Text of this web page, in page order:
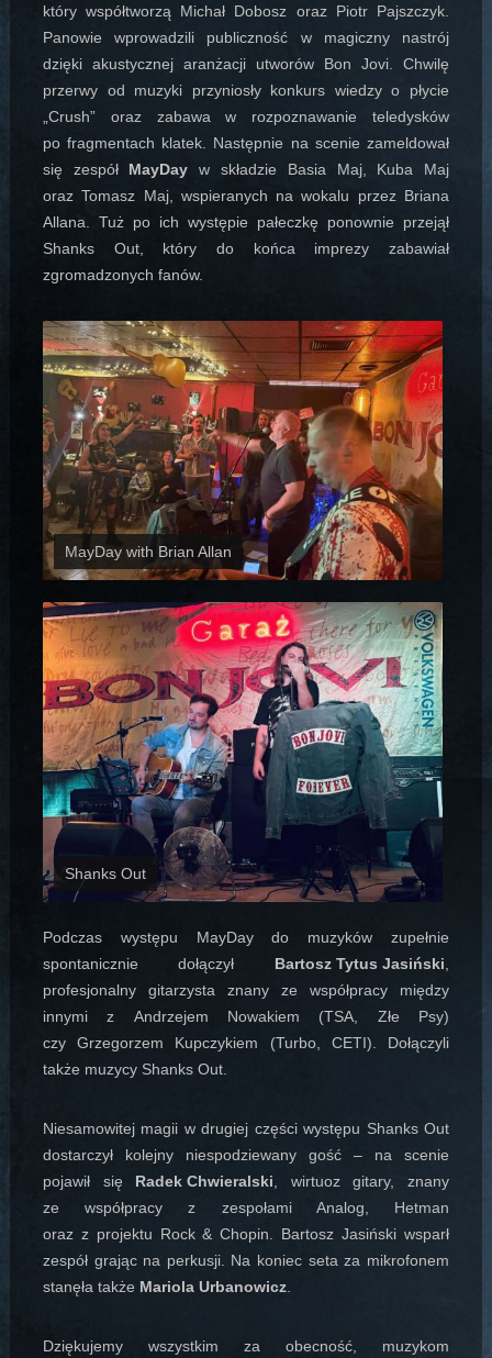
który współtworzą Michał Dobosz oraz Piotr Pajszczyk.
Panowie wprowadzili publiczność w magiczny nastrój
dzięki akustycznej aranżacji utworów Bon Jovi. Chwilę
przerwy od muzyki przyniosły konkurs wiedzy o płycie
„Crush” oraz zabawa w rozpoznawanie teledysków
po fragmentach klatek. Następnie na scenie zameldował
się zespół MayDay w składzie Basia Maj, Kuba Maj
oraz Tomasz Maj, wspieranych na wokalu przez Briana
Allana. Tuż po ich występie pałeczkę ponownie przejął
Shanks Out, który do końca imprezy zabawiał
zgromadzonych fanów.
MayDay with Brian Allan
Shanks Out
Podczas występu MayDay do muzyków zupełnie
spontanicznie dołączył Bartosz Tytus Jasiński
profesjonalny gitarzysta znany ze współpracy między
innymi z Andrzejem Nowakiem (TSA, Złe Psy)
czy Grzegorzem Kupczykiem (Turbo, CETI). Dołączyli
także muzycy Shanks Out.
Niesamowitej magii w drugiej części występu Shanks Out
dostarczył kolejny niespodziewany gość – na scenie
pojawił się Radek Chwieralski , wirtuoz gitary, znany
ze współpracy z zespołami Analog, Hetman
oraz z projektu Rock & Chopin. Bartosz Jasiński wsparł
zespół grając na perkusji. Na koniec seta za mikrofonem
stanęła także Mariola Urbanowicz.
Dziękujemy wszystkim za obecność, muzykom